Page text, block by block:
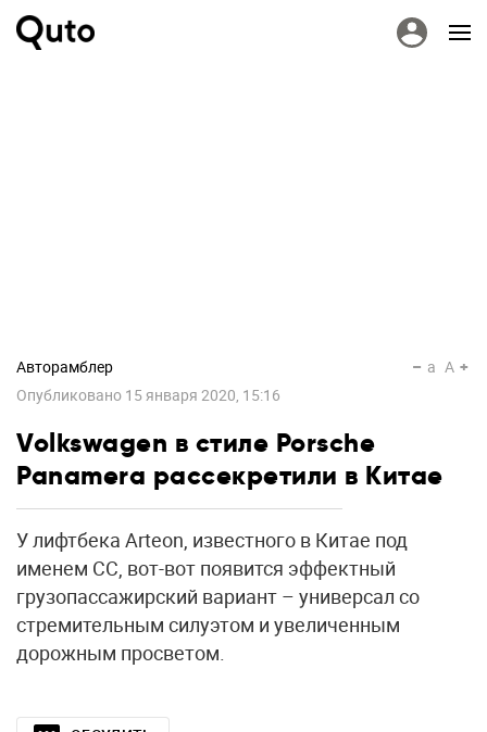
Авторамблер
Опубликовано 15 января 2020, 15:16
a A
Volkswagen в стиле Porsche
Panamera рассекретили в Китае
У лифтбека Arteon, известного в Китае под
именем CC, вот-вот появится эффектный
грузопассажирский вариант – универсал со
стремительным силуэтом и увеличенным
дорожным просветом.